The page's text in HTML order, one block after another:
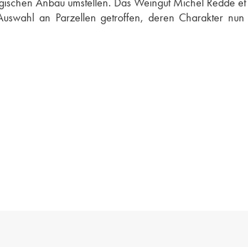
an Parzellen getroffen, deren Charakter